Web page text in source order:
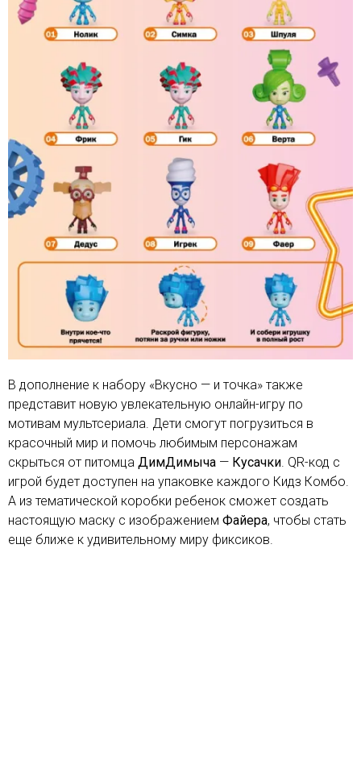
В дополнение к набору «Вкусно — и точка» также
представит новую увлекательную онлайн-игру по
мотивам мультсериала. Дети смогут погрузиться в
красочный мир и помочь любимым персонажам
скрыться от питомца ДимДимыча — Кусачки . QR-код с
игрой будет доступен на упаковке каждого Кидз Комбо.
А из тематической коробки ребенок сможет создать
настоящую маску с изображением Файера, чтобы стать
еще ближе к удивительному миру фиксиков.